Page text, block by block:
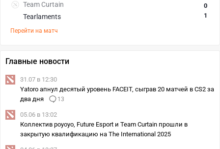
Team Curtain
Tearlaments
0
1
Перейти на матч
Главные новости
31.07 в 12:30
Yatoro апнул десятый уровень FACEIT, сыграв 20 матчей в CS2 за
два дня
13
05.06 в 13:02
Коллектив poyoyo, Future Esport и Team Curtain прошли в
закрытую квалификацию на The International 2025